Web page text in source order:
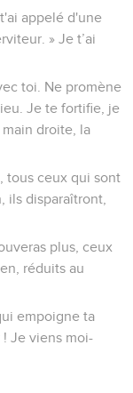
appelé d'une
» Je t’ai
toi. Ne promène
Je te fortifie, je
droite, la
tous ceux qui sont
ils disparaîtront,
plus, ceux
réduits au
empoigne ta
! Je viens moi-